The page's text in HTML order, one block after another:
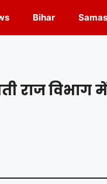
Bihar
राज विभाग में